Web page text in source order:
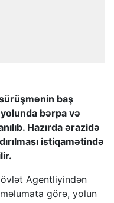
baş
yolunda bərpa və
Hazırda ərazidə
istiqamətində
Agentliyindən
görə, yolun